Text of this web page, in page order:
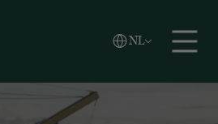
Zoeken
NL
Vlaams
English